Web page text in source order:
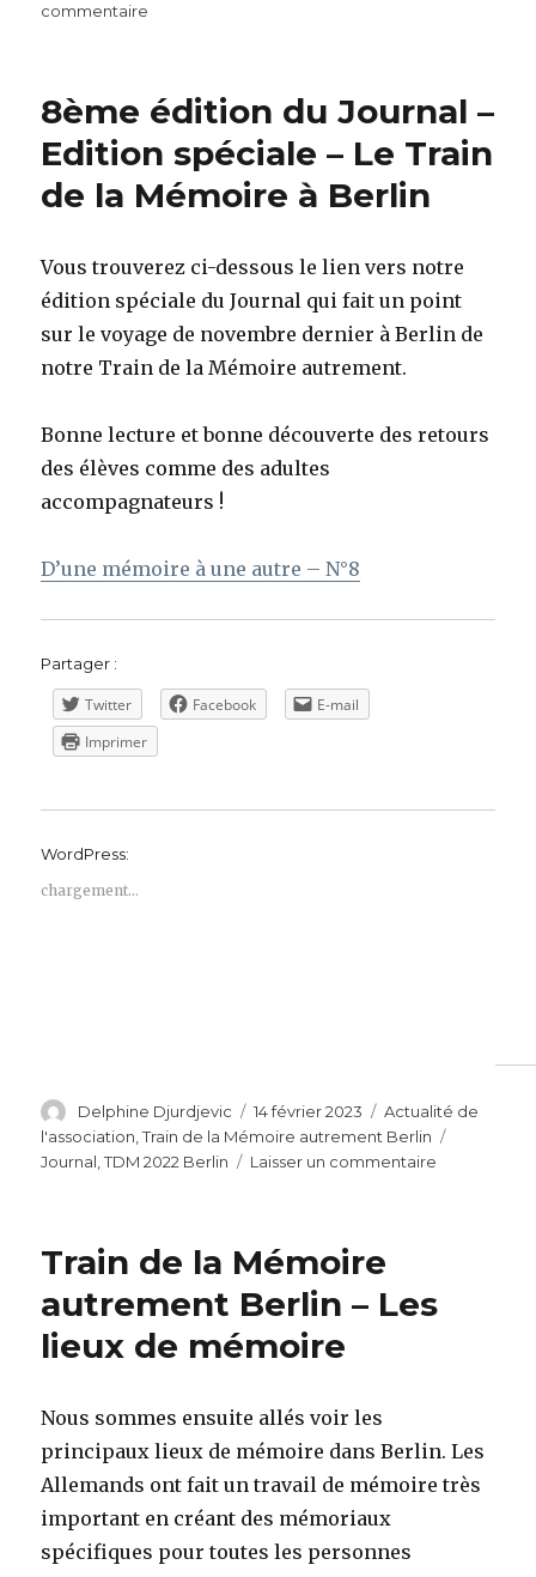
commentaire
Mémoire
–
Musée
de
Conférence
Wannsee
8ème édition du Journal –
Edition spéciale – Le Train
de la Mémoire à Berlin
Vous trouverez ci-dessous le lien vers notre
édition spéciale du Journal qui fait un point
sur le voyage de novembre dernier à Berlin de
notre Train de la Mémoire autrement.
Bonne lecture et bonne découverte des retours
des élèves comme des adultes
accompagnateurs !
D’une mémoire à une autre – N°8
Partager :
Twitter Facebook
E-mail
Imprimer
WordPress:
chargement…
Auteur
Delphine Djurdjevic
Publié
le
14 février 2023 Catégories
Actualité de
l'association,Train de la Mémoire autrement Berlin
Journal,TDM 2022 Berlin Laisser un commentaire
Edition
la
Mémoire
Train de la Mémoire
autrement Berlin – Les
lieux de mémoire
Nous sommes ensuite allés voir les
principaux lieux de mémoire dans Berlin. Les
Allemands ont fait un travail de mémoire très
important en créant des mémoriaux
spécifiques pour toutes les personnes